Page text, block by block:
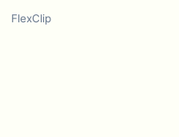
FlexClip